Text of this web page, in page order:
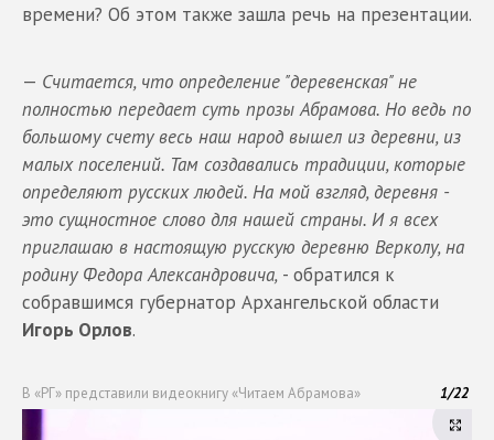
времени? Об этом также зашла речь на презентации.
— Считается, что определение "деревенская" не
полностью передает суть прозы Абрамова. Но ведь по
большому счету весь наш народ вышел из деревни, из
малых поселений. Там создавались традиции, которые
определяют русских людей. На мой взгляд, деревня -
это сущностное слово для нашей страны. И я всех
приглашаю в настоящую русскую деревню Верколу, на
родину Федора Александровича, - обратился к
собравшимся губернатор Архангельской области
Игорь Орлов.
В «РГ» представили видеокнигу «Читаем Абрамова» 1/22